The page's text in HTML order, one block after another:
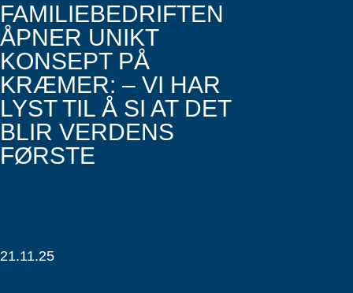
FAMILIEBEDRIFTEN
ÅPNER UNIKT
KONSEPT PÅ
KRÆMER: – VI HAR
LYST TIL Å SI AT DET
BLIR VERDENS
FØRSTE
21.11.25